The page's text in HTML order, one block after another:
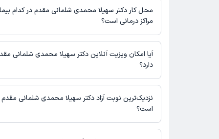
محل کار دکتر سهیلا محمدی شلمانی مقدم در کدام
مراکز درمانی است؟
اطلاعاتی درباره محل فعالیت دکتر سهیلا محمدی شلمانی مقدم در
دسترس نیست.
آیا امکان ویزیت آنلاین دکتر سهیلا محمدی شلمانی
دارد؟
در حال حاضر اطلاعاتی درباره ارائه ویزیت آنلاین توسط دکتر
در دسترس نیست. برای دریافت اطلاعات دقیق‌تر، لطفاً با مطب
نزدیک‌ترین نوبت آزاد دکتر سهیلا محمدی شلمانی
است؟
زمان نوبت‌دهی و پذیرش بیماران با هماهنگی مطب مشخص می‌شود.